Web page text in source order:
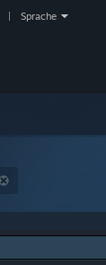
Sprache